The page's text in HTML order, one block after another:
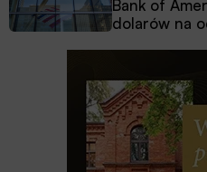
Bank of
dolarów na